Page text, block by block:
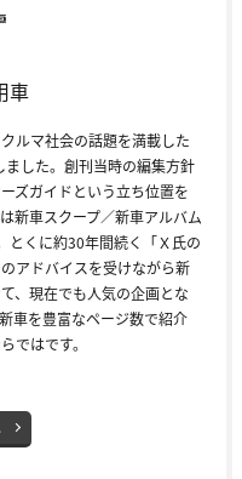
車
ルマ社会の話題を満載した
した。創刊当時の編集方針
ズガイドという立ち位置を
新車スクープ／新車アルバム
とくに約30年間続く「Ｘ氏の
アドバイスを受けながら新
、現在でも人気の企画とな
車を豊富なページ数で紹介
ではです。